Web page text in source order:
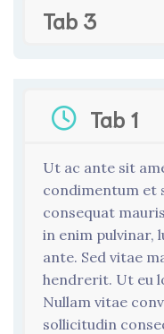
Tab 3
Tab 1
Ut ac ante sit
condimentum et
consequat
in enim pulvinar,
ante. Sed vitae
hendrerit. Ut eu
Nullam vitae
sollicitudin